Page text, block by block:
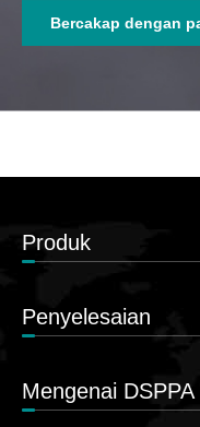
Bercakap dengan
Produk
Penyelesaian
Mengenai DSPPA